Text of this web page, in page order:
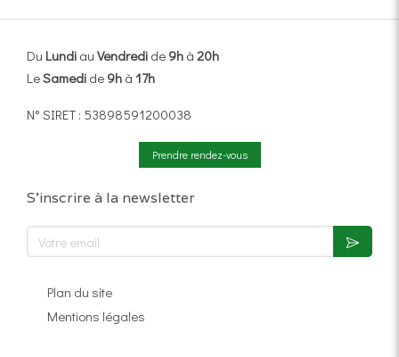
Du Lundi au Vendredi de 9h à 20h
LeSamedi de 9h à 17h
N° SIRET : 53898591200038
Prendre rendez-vous
S'inscrire à la newsletter
Votre email
Plan du site
Mentions légales